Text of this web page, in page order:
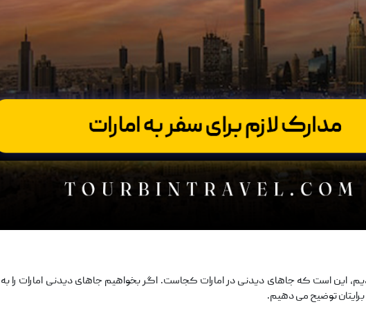
این است که جاهای دیدنی در امارات کجاست. اگر بخواهیم جاهای دیدنی امارات را
توضیح می‌ دهیم.